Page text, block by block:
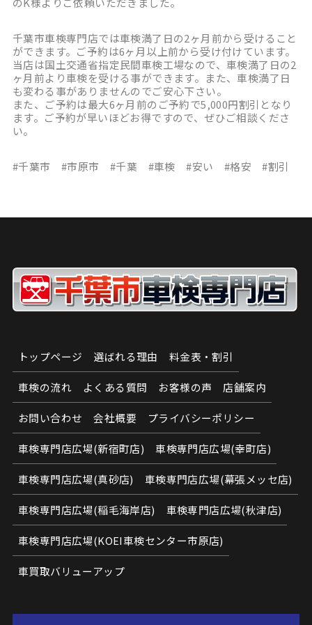
千葉市車検専門店では車検満了日の2ヶ月前から受けること
ができます。ご予約は6ヶ月以上前から受け付けています。
当店は国土交通省指定民間車検工場なので、車検満了日の2
ヶ月前より車検を受ける事ができます。また、車検満了日
も変わる事がありませんのでご安心下さい。
また、ご予約は最大6ヶ月前のご予約で5,000円割引となり
ます。ご予約が早いほどお得ですので、ぜひご相談くださ
い。
#千葉市 #市原市 #千葉 #車検 #安い #格安 #割引
トップページ 選ばれる理由 料金表・割引
車検の流れ よくある質問 お客様の声 店舗案内
お問い合わせ 会社概要 プライバシーポリシー
車検専門店広場(新宿町店) 車検専門店広場(幸町店)
車検専門店広場(真砂店) 車検専門店広場(幕張メッセ店)
車検専門店広場(稲毛海岸店) 車検専門店広場(秋津店)
車検専門店広場(KOEI車検センター市原店)
車買取バリューアップ